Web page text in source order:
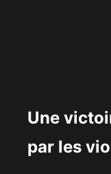
Une
par les